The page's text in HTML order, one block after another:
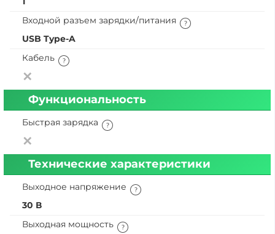
Входной разъем зарядки/питания
USB Type-A
Кабель
Функциональность
Быстрая зарядка
Технические характеристики
Выходное напряжение
30 В
Выходная мощность